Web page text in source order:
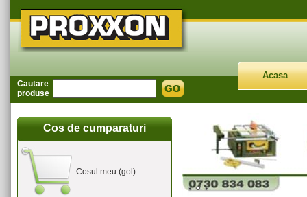
Cautare
produse
Acasa
Cos de cumparaturi
Cosul meu (gol)